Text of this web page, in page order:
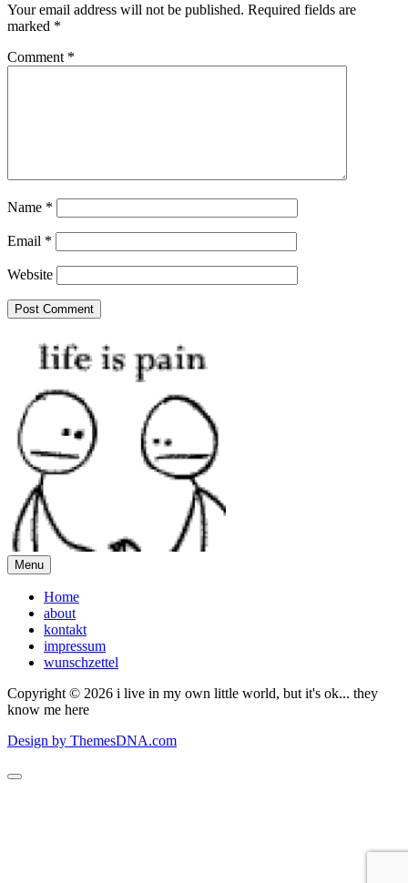
Your email address will not be published. Required fields are
marked *
Comment *
Name *
Email *
Website
Menu
Home
about
kontakt
impressum
wunschzettel
Copyright © 2026 i live in my own little world, but it's ok... they
know me here
Design by ThemesDNA.com
Scroll